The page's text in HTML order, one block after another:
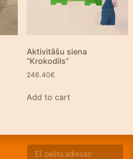
Aktivitāšu siena
“Krokodils”
246.40€
Add to cart